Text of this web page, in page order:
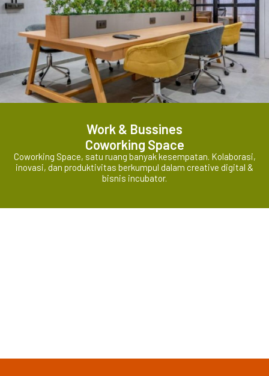
Work & Bussines
Coworking Space
Coworking Space, satu ruang banyak kesempatan. Kolaborasi,
inovasi, dan produktivitas berkumpul dalam creative digital &
bisnis incubator.